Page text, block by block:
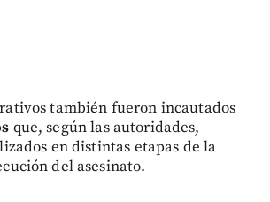
también fueron incautados
que, según las autoridades,
en distintas etapas de la
del asesinato.